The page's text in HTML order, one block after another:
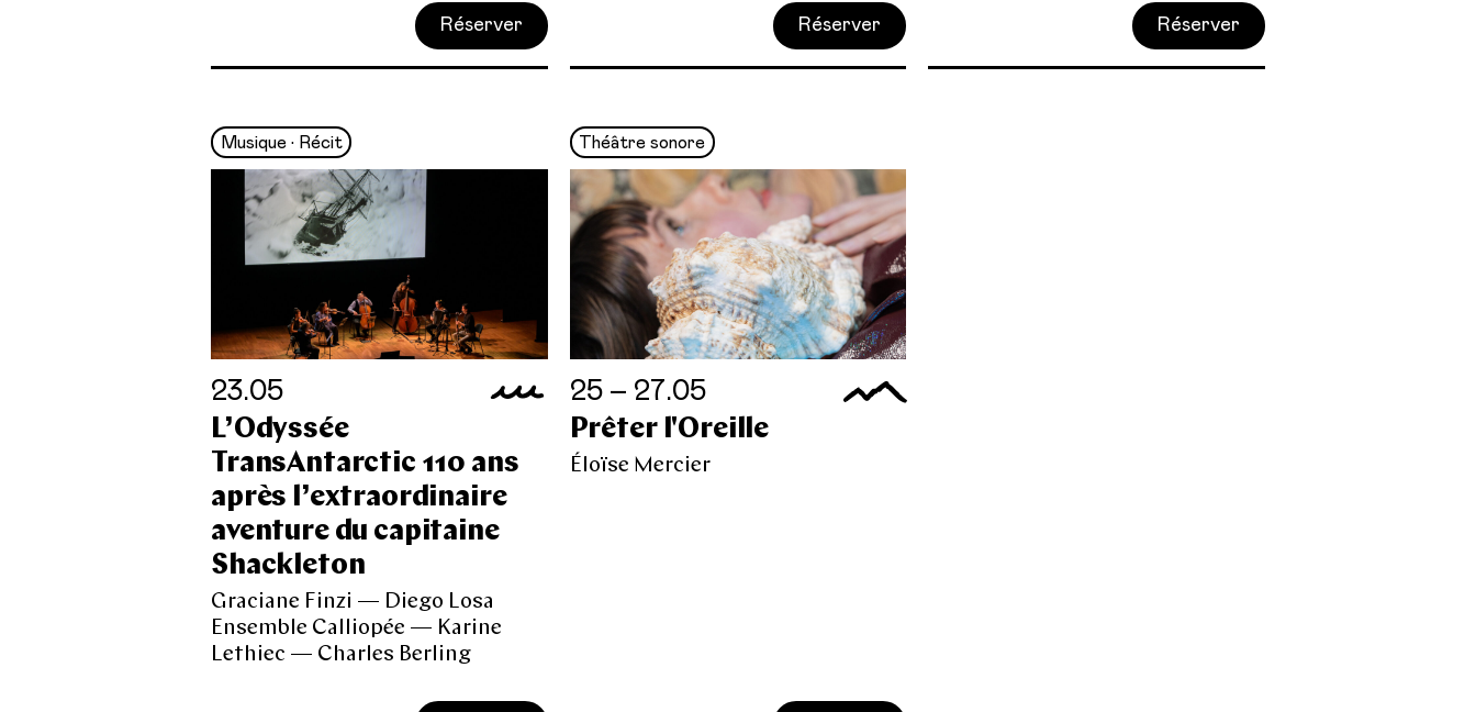
Réserver Réserver Réserver
Musique • Récit
23.05
L’Odyssée
TransAntarctic 110 ans
après l’extraordinaire
aventure du capitaine
Shackleton
Graciane Finzi — Diego Losa
Ensemble Calliopée — Karine
Lethiec — Charles Berling
Théâtre sonore
25 – 27.05
Prêter l'Oreille
Éloïse Mercier